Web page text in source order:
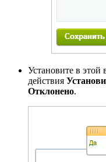
Установите в
действия
Отклонено.